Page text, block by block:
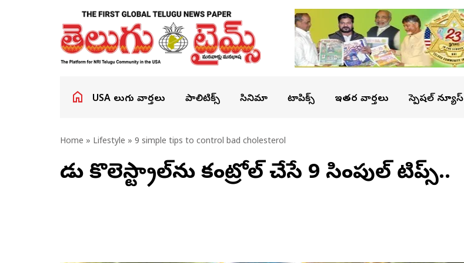
USA తెలుగు వార్తలు పాలిటిక్స్ సినిమా టాపిక్స్ ఇతర వార్తలు స్పెషల్ న్యూస్
Home » Lifestyle » 9 simple tips to control bad cholesterol
చెడు కొలెస్ట్రాల్‌ను కంట్రోల్ చేసే 9 సింపుల్ టిప్స్..